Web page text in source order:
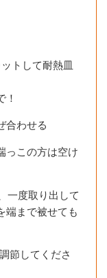
トして耐熱皿
！
合わせる
っこの方は空け
一度取り出して
端まで被せても
節してくださ